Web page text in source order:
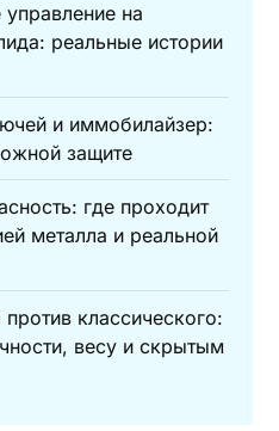
на
реальные истории
и иммобилайзер:
защите
где проходит
металла и реальной
классического:
весу и скрытым